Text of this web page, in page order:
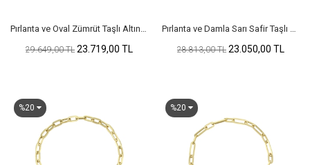
Pırlanta ve Oval Zümrüt Taşlı Altın Küpe
29.649,00 TL 23.719,00 TL
Pırlanta ve Damla Sarı Safir Taşlı Yılan Yüzük
28.813,00 TL 23.050,00 TL
%20 %20